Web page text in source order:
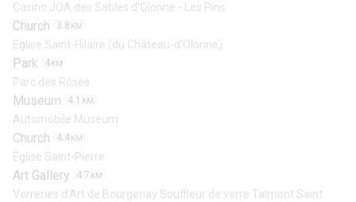
Casino JOA des Sables d'Olonne - Les Pins
Church 3.8 KM
Eglise Saint-Hilaire (du Château-d'Olonne)
Park 4 KM
Parc des Roses
Museum 4.1 KM
Automobile Museum
Church 4.4 KM
Église Saint-Pierre
Art Gallery 4.7 KM
Verreries d'Art de Bourgenay Souffleur de verre Talmont Saint